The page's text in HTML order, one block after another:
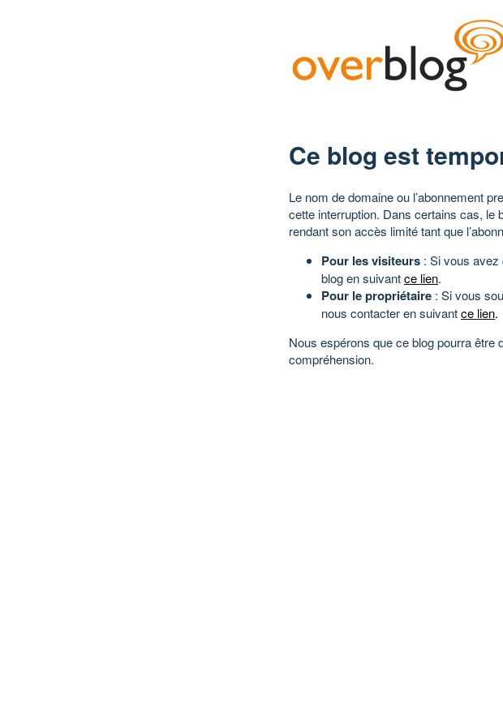
Ce blog est
Le nom de domaine ou l’abonnement
cette interruption. Dans certains cas, le
rendant son accès limité tant que
Pour les visiteurs : Si vous
blog en suivantce lien.
Pour le propriétaire : Si vous
nous contacter en suivantce lien.
Nous espérons que ce blog pourra
compréhension.